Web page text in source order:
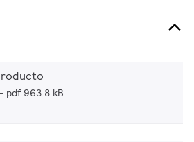
pdf 963.8 kB